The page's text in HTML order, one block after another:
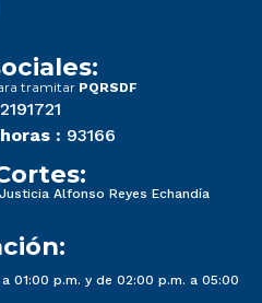
tramitar PQRSDF
: 93166
Alfonso Reyes Echandía
01:00 p.m. y de 02:00 p.m. a 05:00